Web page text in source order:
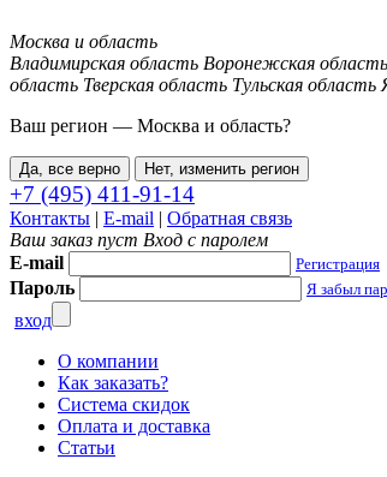
Москва и область
Владимирская область Воронежская область
область Тверская область Тульская область
Ваш регион — Москва и область?
Да, все верно Нет, изменить регион
+7 (495) 411-91-14
Контакты | E-mail | Обратная связь
Ваш заказ пуст Вход с паролем
E-mail
Регистрация
Пароль Я забыл
вход
О компании
Как заказать?
Система скидок
Оплата и доставка
Статьи